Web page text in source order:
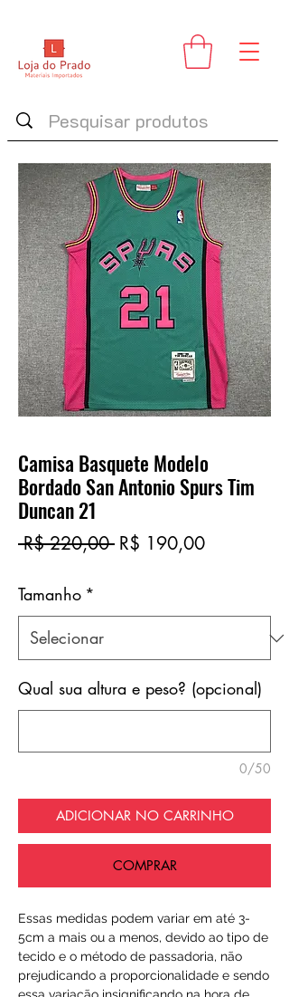
Camisa Basquete Modelo
Bordado San Antonio Spurs Tim
Duncan 21
R$ 220,00 Preço
R$ 190,00Preço
Tamanho *
Qual sua altura e peso? (opcional)
0/50
ADICIONAR NO CARRINHO
COMPRAR
Essas medidas podem variar em até 3-
5cm a mais ou a menos, devido ao tipo de
tecido e o método de passadoria, não
prejudicando a proporcionalidade e sendo